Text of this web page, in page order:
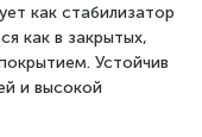
как стабилизатор
как в закрытых,
Устойчив
и высокой